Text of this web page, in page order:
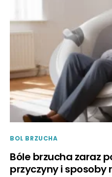
BOL BRZUCHA
Bóle brzucha zaraz
przyczyny i sposoby